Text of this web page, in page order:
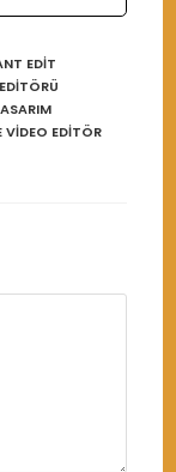
EDIT
VIDEO EDITÖR